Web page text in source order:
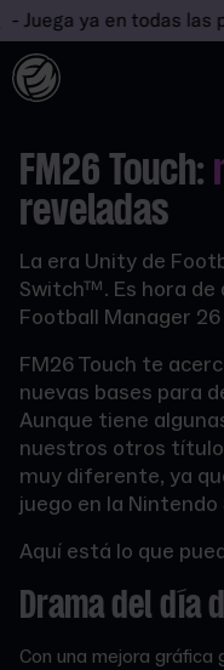
ya en todas las
FM26 Touch:
reveladas
La era Unity de
Switch™. Es hora de
Football Manager 26
FM26 Touch te
nuevas bases para
Aunque tiene
nuestros otros
muy diferente, ya
juego en la
Aquí está lo que
Drama del día
Con una mejora